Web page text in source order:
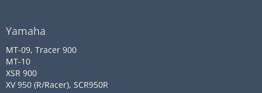
Yamaha
MT-09, Tracer 900
MT-10
XSR 900
XV 950 (R/Racer), SCR950R